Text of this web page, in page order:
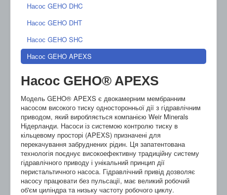
Насос GEHO DHC
Насос GEHO DHT
Насос GEHO SHC
Насос GEHO APEXS
Насос GEHO® APEXS
Модель GEHO® APEXS є двокамерним мембранним
насосом високого тиску односторонньої дії з гідравлічним
приводом, який виробляється компанією Weir Minerals
Нідерланди. Насоси із системою контролю тиску в
кільцевому просторі (APEXS) призначені для
перекачування забруднених рідин. Ця запатентована
технологія поєднує високоефективну традиційну систему
гідравлічного приводу і унікальний принцип дії
перистальтичного насоса. Гідравлічний привід дозволяє
насосу працювати без пульсації, має великий робочий
об'єм циліндра та низьку частоту робочого циклу.